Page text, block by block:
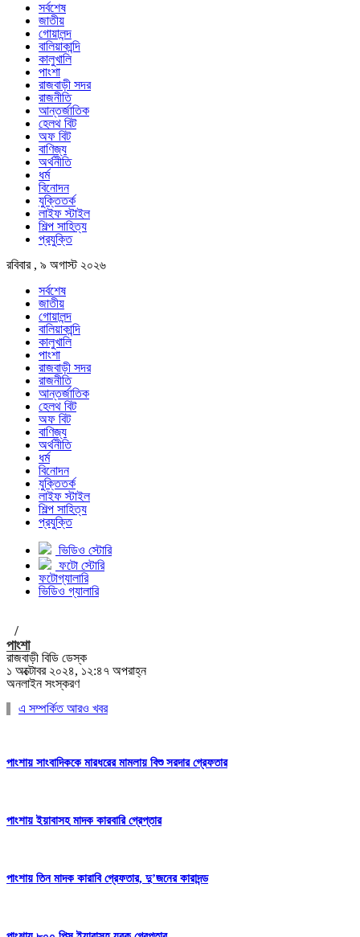
সর্বশেষ
জাতীয়
গোয়ালন্দ
বালিয়াকান্দি
কালুখালি
পাংশা
রাজবাড়ী সদর
রাজনীতি
আন্তর্জাতিক
হেলথ বিট
অফ বিট
বাণিজ্য
অর্থনীতি
ধর্ম
বিনোদন
যুক্তিতর্ক
লাইফ স্টাইল
শিল্প সাহিত্য
প্রযুক্তি
রবিবার , ৯ অগাস্ট ২০২৬
সর্বশেষ
জাতীয়
গোয়ালন্দ
বালিয়াকান্দি
কালুখালি
পাংশা
রাজবাড়ী সদর
রাজনীতি
আন্তর্জাতিক
হেলথ বিট
অফ বিট
বাণিজ্য
অর্থনীতি
ধর্ম
বিনোদন
যুক্তিতর্ক
লাইফ স্টাইল
শিল্প সাহিত্য
প্রযুক্তি
ভিডিও স্টোরি
ফটো স্টোরি
ফটোগ্যালারি
ভিডিও গ্যালারি
/
পাংশা
রাজবাড়ী বিডি ডেস্ক
১ অক্টোবর ২০২৪, ১২:৪৭ অপরাহ্ন
অনলাইন সংস্করণ
এ সম্পর্কিত আরও খবর
পাংশায় সাংবাদিককে মারধরের মামলায় বিশু সরদার গ্রেফতার
পাংশায় ইয়াবাসহ মাদক কারবারি গ্রেপ্তার
পাংশায় তিন মাদক কারাবি গ্রেফতার, দু’জনের কারাদন্ড